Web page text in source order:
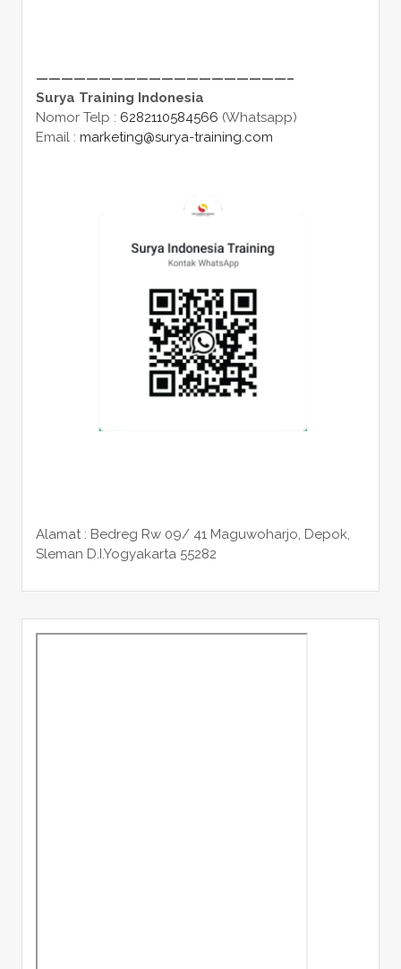
————————————————————–
Surya Training Indonesia
Nomor Telp : 6282110584566 (Whatsapp)
Email : marketing@surya-training.com
Alamat : Bedreg Rw 09/ 41 Maguwoharjo, Depok,
Sleman D.I.Yogyakarta 55282